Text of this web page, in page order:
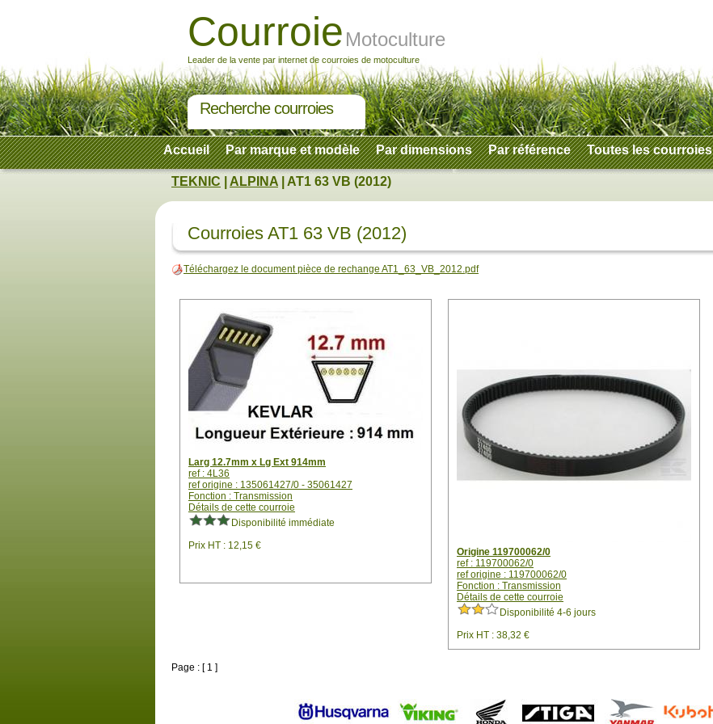
Courroie Motoculture
Leader de la vente par internet de courroies de motoculture
Recherche courroies
Accueil Par marque et modèle Par dimensions Par référence Toutes les courroies
TEKNIC ALPINA | AT1 63 VB (2012)
Courroies AT1 63 VB (2012)
Téléchargez le document pièce de rechange AT1_63_VB_2012.pdf
Larg 12.7mm x Lg Ext 914mm
ref : 4L36
ref origine : 135061427/0 - 35061427
Fonction : Transmission
Détails de cette courroie
Disponibilité immédiate
Prix HT : 12,15 €
Origine 119700062/0
ref : 119700062/0
ref origine : 119700062/0
Fonction : Transmission
Détails de cette courroie
Disponibilité 4-6 jours
Prix HT : 38,32 €
Page : [ 1 ]